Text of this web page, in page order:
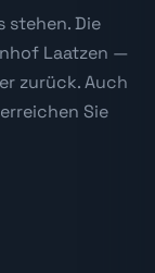
stehen. Die
Laatzen —
zurück. Auch
Sie